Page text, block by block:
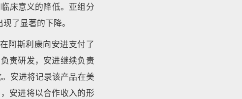
床意义的降低。亚组分
了显著的下降。
阿斯利康向安进支付了
责研发，安进继续负责
安进将记录该产品在美
安进将以合作收入的形